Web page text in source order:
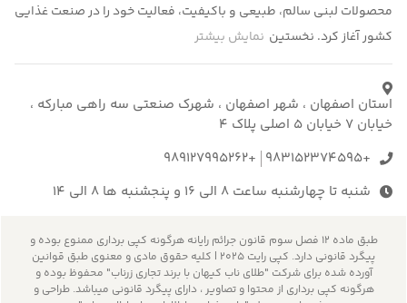
محصولات لبنی سالم، طبیعی و باکیفیت، فعالیت خود را در صنعت غذایی
کشور آغاز کرد. نخستین نمایش بیشتر
استان اصفهان ، شهر اصفهان ، شهرک صنعتی سه راهی مبارکه ،
خیابان 7 خیابان 5 اصلی پلاک 4
+983152374595
+989127995262
شنبه تا چهارشنبه ساعت 8 الی 16 و پنجشنبه ها 8 الی 14
طبق ماده 12 فصل سوم قانون جرائم رایانه هرگونه کپی برداری ممنوع بوده و
پیگرد قانونی دارد. کپی رایت 2025 | کلیه حقوق مادی و معنوی طبق قوانین
آورده شده برای شرکت "طلای ناب کیهان با برند تجاری زرناب" محفوظ بوده و
هرگونه کپی برداری از محتوا و تصاویر ، دارای پیگرد قانونی میباشد. طراحی و